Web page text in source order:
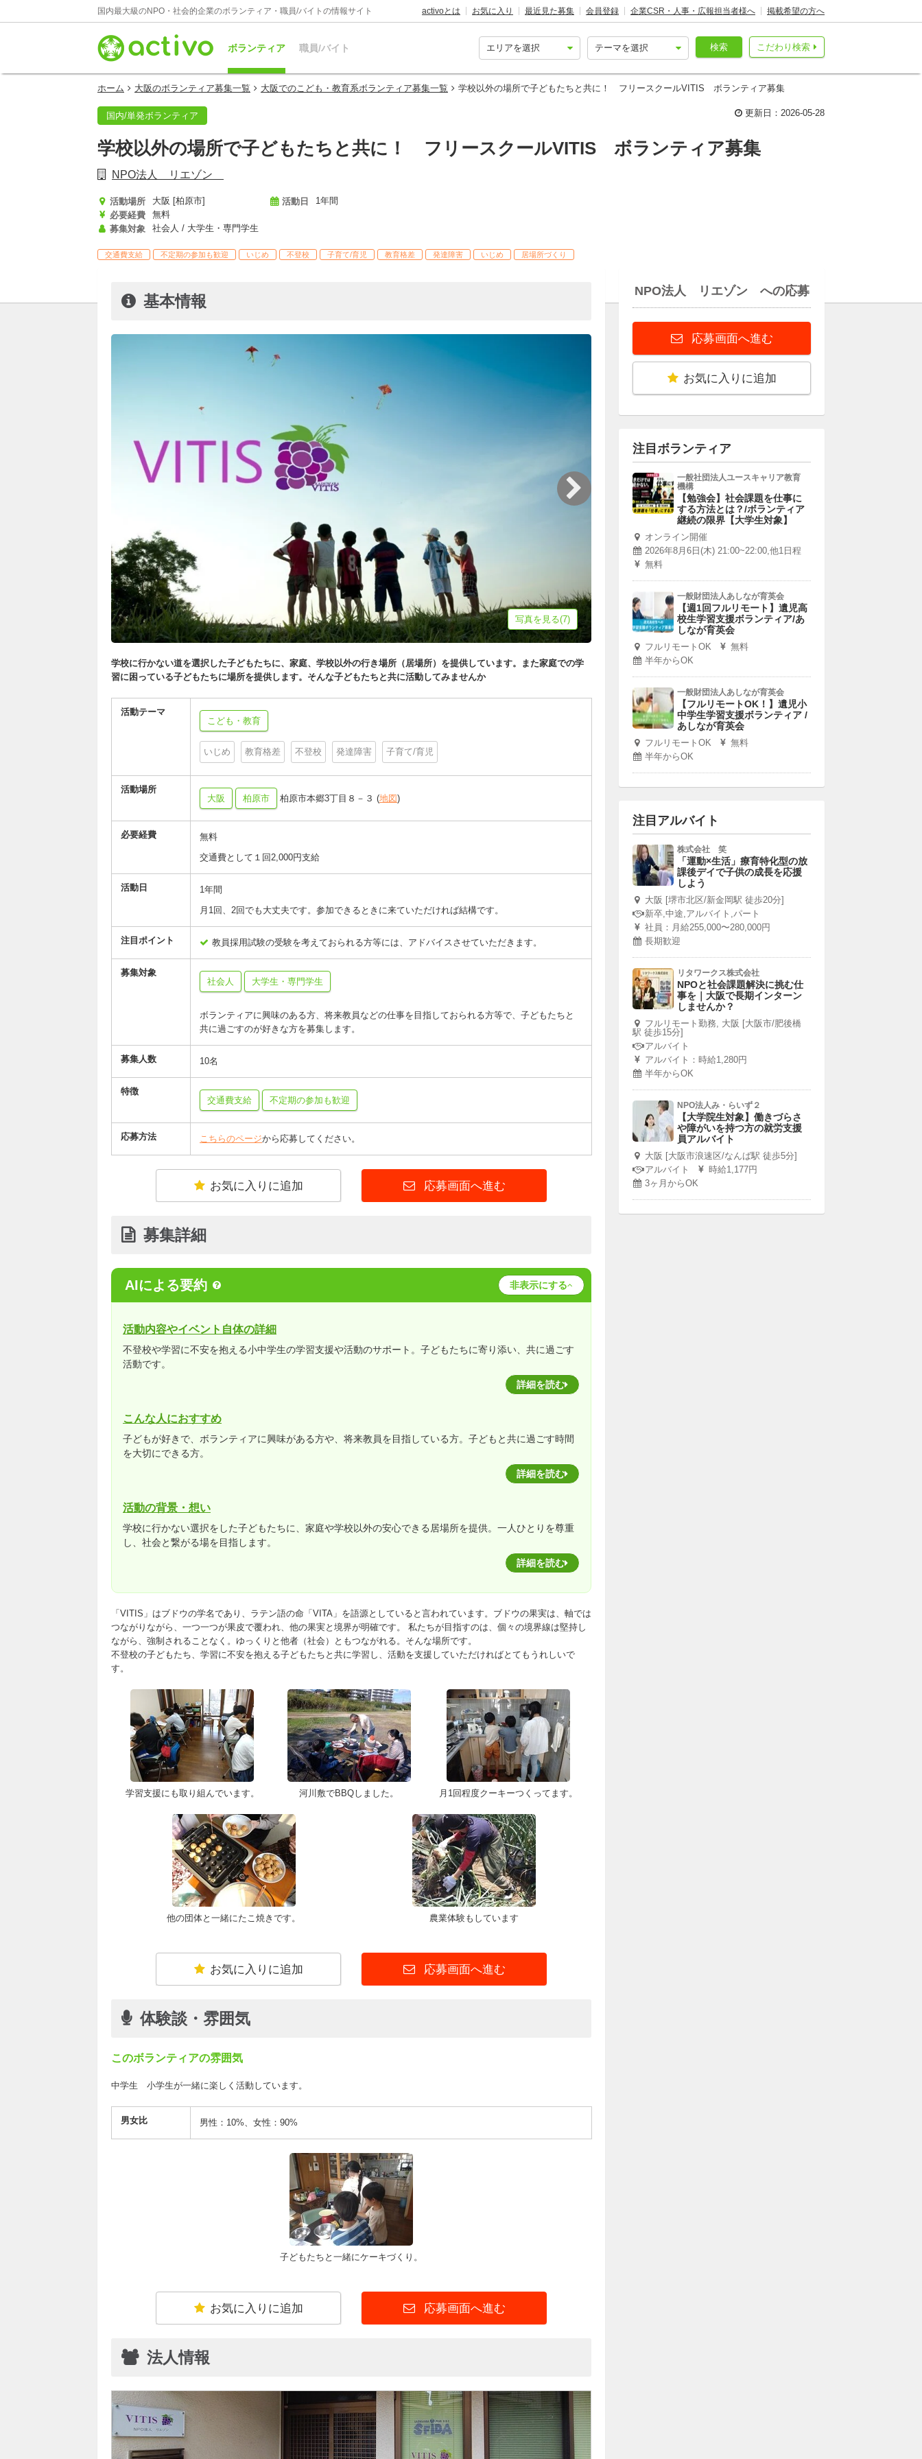
国内最大級のNPO・社会的企業のボランティア・職員/バイトの情報サイト activoとは お気に入り 最近見た募集 会員登録 企業CSR・人事・広報担当者様へ 掲載希望の方へ
ボランティア 職員/バイト こだわり検索
検索
ホーム 大阪のボランティア募集一覧 大阪でのこども・教育系ボランティア募集一覧 学校以外の場所で子どもたちと共に！ フリースクールVITIS ボランティア募集
国内/単発ボランティア 更新日：2026-05-28
学校以外の場所で子どもたちと共に！ フリースクールVITIS ボランティア募集
NPO法人 リエゾン
活動場所
大阪 [柏原市]
必要経費
無料
募集対象
社会人 / 大学生・専門学生
活動日 1年間
交通費支給 不定期の参加も歓迎 いじめ 不登校 子育て/育児 教育格差 発達障害 いじめ 居場所づくり
基本情報
写真を見る(7)
学校に行かない道を選択した子どもたちに、家庭、学校以外の行き場所（居場所）を提供しています。また家庭での学
習に困っている子どもたちに場所を提供します。そんな子どもたちと共に活動してみませんか
活動テーマ
こども・教育
いじめ 教育格差 不登校 発達障害 子育て/育児
活動場所
大阪
柏原市 柏原市本郷3丁目８－３ (地図)
必要経費
無料
交通費として１回2,000円支給
活動日
1年間
月1回、2回でも大丈夫です。参加できるときに来ていただければ結構です。
注目ポイント 教員採用試験の受験を考えておられる方等には、アドバイスさせていただきます。
募集対象
社会人
大学生・専門学生
ボランティアに興味のある方、将来教員などの仕事を目指しておられる方等で、子どもたちと
共に過ごすのが好きな方を募集します。
募集人数 10名
特徴
交通費支給
不定期の参加も歓迎
応募方法 こちらのページから応募してください。
応募画面へ進む
お気に入りに追加
募集詳細
AIによる要約 非表示にする
活動内容やイベント自体の詳細
不登校や学習に不安を抱える小中学生の学習支援や活動のサポート。子どもたちに寄り添い、共に過ごす
活動です。
詳細を読む
こんな人におすすめ
子どもが好きで、ボランティアに興味がある方や、将来教員を目指している方。子どもと共に過ごす時間
を大切にできる方。
詳細を読む
活動の背景・想い
学校に行かない選択をした子どもたちに、家庭や学校以外の安心できる居場所を提供。一人ひとりを尊重
し、社会と繋がる場を目指します。
詳細を読む
「VITIS」はブドウの学名であり、ラテン語の命「VITA」を語源としていると言われています。ブドウの果実は、軸では
つながりながら、一つ一つが果皮で覆われ、他の果実と境界が明確です。 私たちが目指すのは、個々の境界線は堅持し
ながら、強制されることなく。ゆっくりと他者（社会）ともつながれる。そんな場所です。
不登校の子どもたち、学習に不安を抱える子どもたちと共に学習し、活動を支援していただければとてもうれしいで
す。
学習支援にも取り組んでいます。 河川敷でBBQしました。 月1回程度クーキーつくってます。
他の団体と一緒にたこ焼きです。 農業体験もしています
応募画面へ進む
お気に入りに追加
体験談・雰囲気
このボランティアの雰囲気
中学生 小学生が一緒に楽しく活動しています。
男女比 男性：10%、女性：90%
子どもたちと一緒にケーキづくり。
応募画面へ進む
お気に入りに追加
法人情報
NPO法人 リエゾン への応募
応募画面へ進む
お気に入りに追加
注目ボランティア
一般社団法人ユースキャリア教育
機構
【勉強会】社会課題を仕事に
する方法とは？/ボランティア
継続の限界【大学生対象】
オンライン開催
2026年8月6日(木) 21:00~22:00,他1日程
無料
一般財団法人あしなが育英会
【週1回フルリモート】遺児高
校生学習支援ボランティア/あ
しなが育英会
フルリモートOK
無料
半年からOK
一般財団法人あしなが育英会
【フルリモートOK！】遺児小
中学生学習支援ボランティア /
あしなが育英会
フルリモートOK
無料
半年からOK
注目アルバイト
株式会社 笑
「運動×生活」療育特化型の放
課後デイで子供の成長を応援
しよう
大阪 [堺市北区/新金岡駅 徒歩20分]
新卒,中途,アルバイト,パート
社員：月給255,000〜280,000円
長期歓迎
リタワークス株式会社
NPOと社会課題解決に挑む仕
事を｜大阪で長期インターン
しませんか？
フルリモート勤務, 大阪 [大阪市/肥後橋
駅 徒歩15分]
アルバイト
アルバイト：時給1,280円
半年からOK
NPO法人み・らいず２
【大学院生対象】働きづらさ
や障がいを持つ方の就労支援
員アルバイト
大阪 [大阪市浪速区/なんば駅 徒歩5分]
アルバイト
時給1,177円
3ヶ月からOK